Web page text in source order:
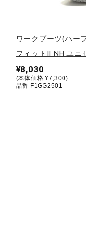
ワークブーツ(ハー
フィットII NH ユニ
¥8,030
(本体価格 ¥7,300)
品番 F1GG2501